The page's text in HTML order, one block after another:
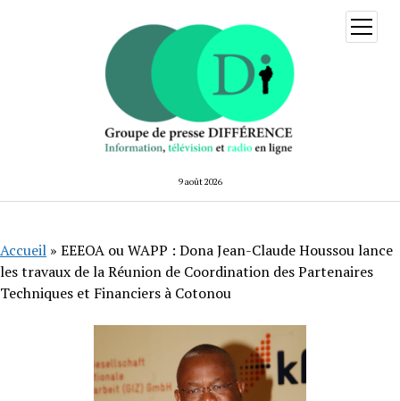
9 août 2026
ouvrir
menu
Accueil » EEEOA ou WAPP : Dona Jean-Claude Houssou lance
les travaux de la Réunion de Coordination des Partenaires
Techniques et Financiers à Cotonou